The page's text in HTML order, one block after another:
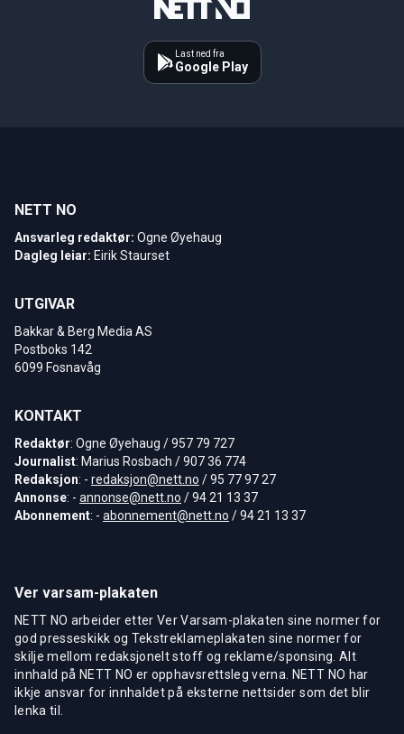
Last ned fra
Google Play
NETT NO
Ansvarleg redaktør: Ogne Øyehaug
Dagleg leiar: Eirik Staurset
UTGIVAR
Bakkar & Berg Media AS
Postboks 142
6099 Fosnavåg
KONTAKT
Redaktør: Ogne Øyehaug / 957 79 727
Journalist: Marius Rosbach / 907 36 774
Redaksjon: - redaksjon@nett.no / 95 77 97 27
Annonse: - annonse@nett.no / 94 21 13 37
Abonnement: - abonnement@nett.no / 94 21 13 37
Ver varsam-plakaten
NETT NO arbeider etter Ver Varsam-plakaten sine normer for
god presseskikk og Tekstreklameplakaten sine normer for
skilje mellom redaksjonelt stoff og reklame/sponsing. Alt
innhald på NETT NO er opphavsrettsleg verna. NETT NO har
ikkje ansvar for innhaldet på eksterne nettsider som det blir
lenka til.